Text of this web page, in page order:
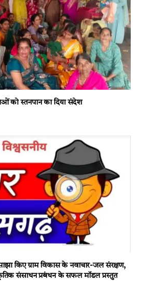
को स्तनपान का दिया संदेश
किए ग्राम विकास के नवाचार-जल संरक्षण,
संसाधन प्रबंधन के सफल मॉडल प्रस्तुत